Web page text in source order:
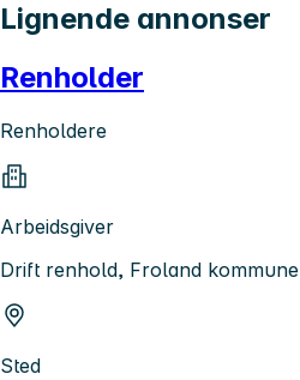
Lignende annonser
Renholder
Renholdere
Arbeidsgiver
Drift renhold, Froland kommune
Sted